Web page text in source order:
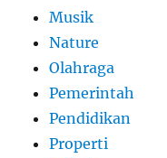
Musik
Nature
Olahraga
Pemerintah
Pendidikan
Properti